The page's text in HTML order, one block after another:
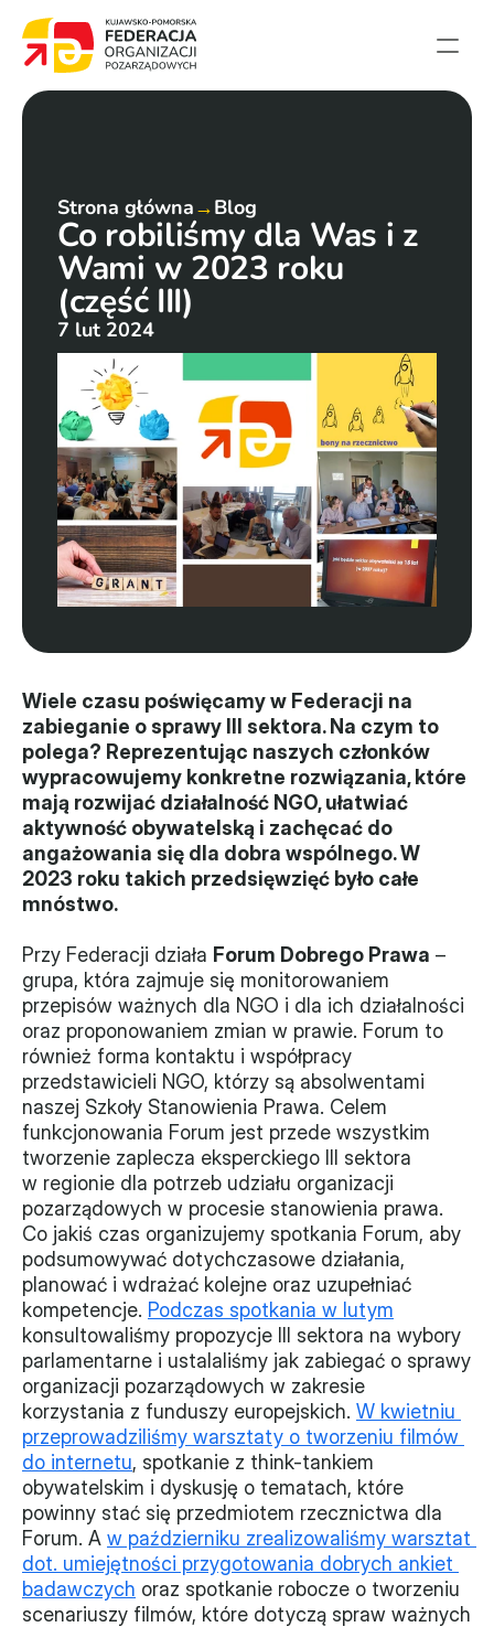
Projekty
Członkowie
English summary
Kontakt
Federacja
Statut i sprawozdania
Karta zasad
Władze
Historia i działania
Narzędzie samooceny
Projekty
XVII forum NGO
Projekt z powiatem
Przystąp
Procedura
Monitorujemy
Działania z ostatnich lat
Sprawy
Forum Dobrego Prawa
Certyfikujemy
Certyfikat
Edycja 2024
Laureaci
Strona główna→Blog
Co robiliśmy dla Was i z
Wami w 2023 roku
(część III)
7 lut 2024
Wiele czasu poświęcamy w Federacji na
zabieganie o sprawy III sektora. Na czym to
polega? Reprezentując naszych członków
wypracowujemy konkretne rozwiązania, które
mają rozwijać działalność NGO, ułatwiać
aktywność obywatelską i zachęcać do
angażowania się dla dobra wspólnego. W
2023 roku takich przedsięwzięć było całe
mnóstwo.
Przy Federacji działa Forum Dobrego Prawa –
grupa, która zajmuje się monitorowaniem
przepisów ważnych dla NGO i dla ich działalności
oraz proponowaniem zmian w prawie. Forum to
również forma kontaktu i współpracy
przedstawicieli NGO, którzy są absolwentami
naszej Szkoły Stanowienia Prawa. Celem
funkcjonowania Forum jest przede wszystkim
tworzenie zaplecza eksperckiego III sektora
w regionie dla potrzeb udziału organizacji
pozarządowych w procesie stanowienia prawa.
Co jakiś czas organizujemy spotkania Forum, aby
podsumowywać dotychczasowe działania,
planować i wdrażać kolejne oraz uzupełniać
kompetencje. Podczas spotkania w lutym
konsultowaliśmy propozycje III sektora na wybory
parlamentarne i ustalaliśmy jak zabiegać o sprawy
organizacji pozarządowych w zakresie
korzystania z funduszy europejskich. W kwietniu
przeprowadziliśmy warsztaty o tworzeniu filmów
do internetu, spotkanie z think-tankiem
obywatelskim i dyskusję o tematach, które
powinny stać się przedmiotem rzecznictwa dla
Forum. A w październiku zrealizowaliśmy warsztat
dot. umiejętności przygotowania dobrych ankiet
badawczych oraz spotkanie robocze o tworzeniu
scenariuszy filmów, które dotyczą spraw ważnych